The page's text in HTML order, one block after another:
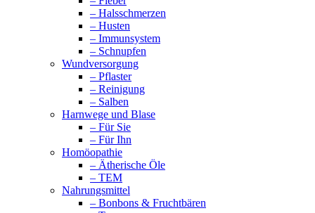
– Halsschmerzen
– Husten
– Immunsystem
– Schnupfen
Wundversorgung
– Pflaster
– Reinigung
– Salben
Harnwege und Blase
– Für Sie
– Für Ihn
Homöopathie
– Ätherische Öle
– TEM
Nahrungsmittel
– Bonbons & Fruchtbären